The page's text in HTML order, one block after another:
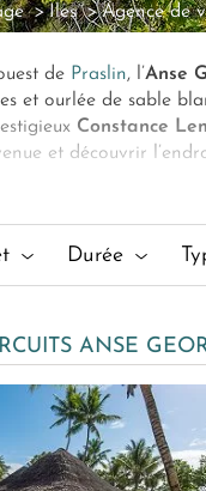
Iles Agence de
de Praslin, l’Anse
et ourlée de sable
Constance
et découvrir
également à votre
sur Praslin à
Durée
ANSE